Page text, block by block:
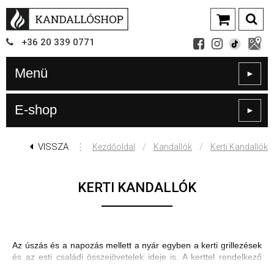
+36 20 339 0771
Menü ►
E-shop ►
VISSZA ⋮ Kezdőoldal / Kandallók / Kerti Kandallók
KERTI KANDALLÓK
Az úszás és a napozás mellett a nyár egyben a kerti grillezések
és az esti családi összejövetelek ideje is. A kerttel rendelkező